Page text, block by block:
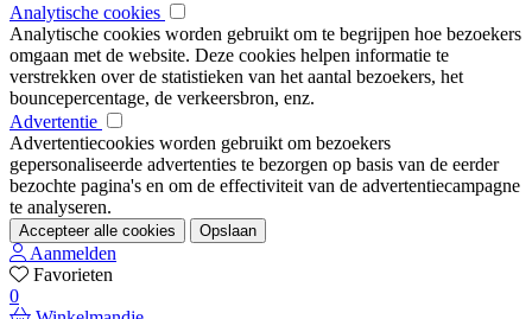
Analytische cookies
Analytische cookies worden gebruikt om te begrijpen hoe bezoekers
omgaan met de website. Deze cookies helpen informatie te
verstrekken over de statistieken van het aantal bezoekers, het
bouncepercentage, de verkeersbron, enz.
Advertentie
Advertentiecookies worden gebruikt om bezoekers
gepersonaliseerde advertenties te bezorgen op basis van de eerder
bezochte pagina's en om de effectiviteit van de advertentiecampagne
te analyseren.
Accepteer alle cookies Opslaan
Aanmelden
Favorieten
0